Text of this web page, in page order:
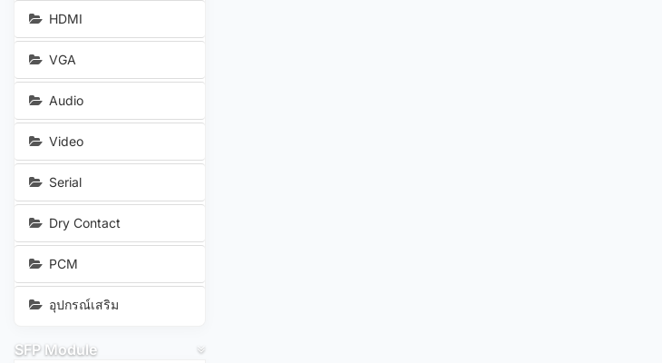
HDMI
VGA
Audio
Video
Serial
Dry Contact
PCM
อุปกรณ์เสริม
SFP Module